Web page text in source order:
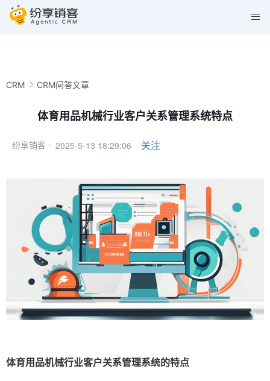
CRM CRM问答文章
体育用品机械行业客户关系管理系统特点
纷享销客 · 2025-5-13 18:29:06 关注
体育用品机械行业客户关系管理系统的特点